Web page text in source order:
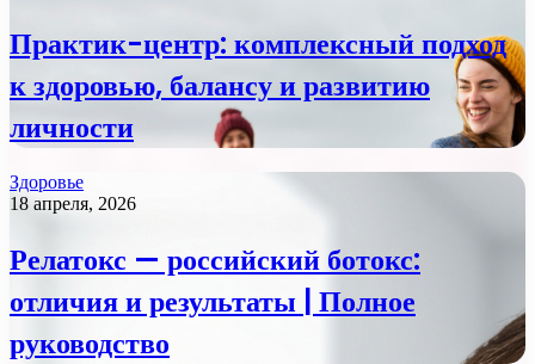
Практик-центр: комплексный подход
к здоровью, балансу и развитию
личности
Здоровье
18 апреля, 2026
Релатокс — российский ботокс:
отличия и результаты | Полное
руководство